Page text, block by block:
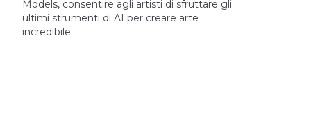
Models, consentire agli artisti di sfruttare gli
ultimi strumenti di AI per creare arte
incredibile.